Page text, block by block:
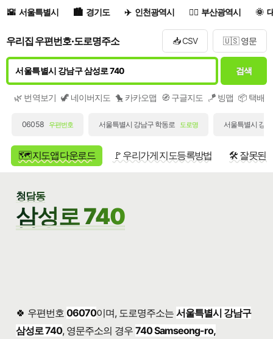
서울특별시 경기도 인천광역시 부산광역시
우리집 우편번호·도로명주소 📥 CSV 🇺🇸 영문
검색
🌿 번역보기 🦖 네이버지도 🐤 카카오맵 🧭 구글지도 🪁 빙맵 📦 택배/
06058 우편번호 서울특별시 강남구 학동로 도로명 서울특별시 강
🗺️ 지도앱 다운로드 🚩 우리가게 지도등록방법 🛠️ 잘못된
청담동
삼성로 740
🍀 우편번호 06070이며, 도로명주소는서울특별시 강남구
삼성로 740, 영문주소의 경우740 Samseong-ro,